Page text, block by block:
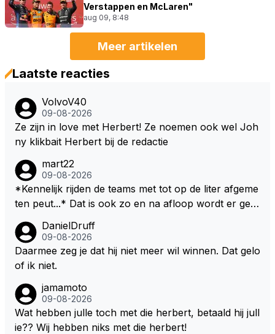
Verstappen en McLaren"
aug 09, 8:48
Meer artikelen
Laatste reacties
VolvoV40
09-08-2026
Ze zijn in love met Herbert! Ze noemen ook wel Joh
ny klikbait Herbert bij de redactie
mart22
09-08-2026
*Kennelijk rijden de teams met tot op de liter afgeme
ten peut...* Dat is ook zo en na afloop wordt er gec
zitten. Om die reden is Vettel ooit gediskwalificeerd. J
e hoort soms ook wel eens dat ze brandstoof moete
n sparen als de race engineer denkt dat ze die ene li
door die 1 liter te verhogen naar bijv. 5 liter en dan di
e ronden achter SC niet mee te tellen. Na x ronden
SC moet er na afloop niet nog 5 maar x liter inzitten.
DanielDruff
09-08-2026
Daarmee zeg je dat hij niet meer wil winnen. Dat gelo
of ik niet.
jamamoto
09-08-2026
Wat hebben julle toch met die herbert, betaald hij jull
ie?? Wij hebben niks met die herbert!